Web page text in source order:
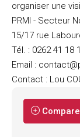
organiser une
PRMI - Secteur
15/17 rue
Tél. : 0262 41 18
Email :
Contact : Lou